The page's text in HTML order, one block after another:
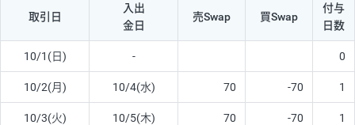
取引日
入出
金日
売Swap 買Swap
付与
日数
10/1(日) - 0
10/2(月) 10/4(水) 70 -70 1
10/3(火) 10/5(木) 70 -70 1